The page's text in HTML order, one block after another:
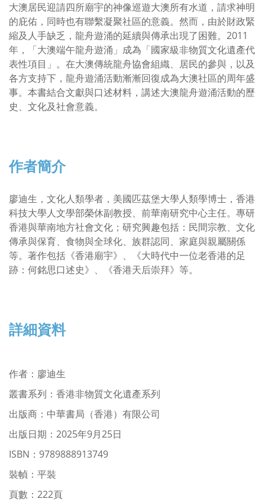
大澳居民迎請四所廟宇的神像巡遊大澳所有水道，請求神明
的庇佑，同時也有聯繫凝聚社區的意義。然而，由於財政緊
縮及人手缺乏，龍舟遊涌的延續與傳承出現了困難。2011
年，「大澳端午龍舟遊涌」成為「國家級非物質文化遺產代
表性項目」。在大澳傳統龍舟協會組織、居民的參與，以及
各方支持下，龍舟遊涌活動漸漸回復成為大澳社區的周年盛
事。本書結合文獻與口述材料，講述大澳龍舟遊涌活動的歷
史、文化及社會意義。
作者簡介
廖迪生，文化人類學者，美國匹茲堡大學人類學博士，香港
科技大學人文學部榮休副教授、前華南研究中心主任。專研
香港與華南地方社會文化；研究興趣包括：民間宗教、文化
傳承與保育、食物與全球化、族群認同、家庭與親屬關係
等。著作包括《香港廟宇》、《大時代中一位老香港的足
跡：何銘思口述史》、《香港天后崇拜》等。
詳細資料
作者 ： 廖迪生
叢書系列：香港非物質文化遺產系列
出版商：中華書局（香港）有限公司
出版日期：2025年9月25日
ISBN：9789888913749
裝幀：平裝
頁數：222頁